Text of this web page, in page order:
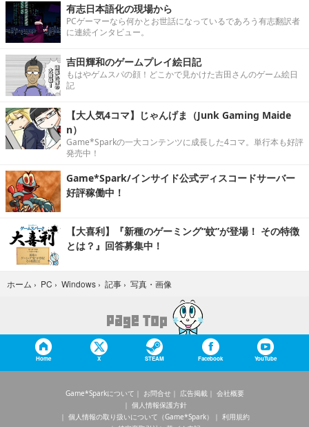
有志日本語化の現場から
PCゲーマーなら何かとお世話になっているであろう有志翻訳者
に連続インタビュー。
吉田輝和のゲームプレイ絵日記
もはやゲムスパの顔！どこかで見かけた吉田さんのゲーム絵日
記
【大人気4コマ】じゃんげま（Junk Gaming Maide
n）
Game*Sparkの一大コンテンツに成長した4コマ。単行本も好評
発売中！
Game*Spark/インサイド公式ディスコードサーバー
好評稼働中！
【大喜利】『新種のゲーミング“蚊”が登場！ その特徴
とは？』回答募集中！
ホーム › PC › Windows › 記事 › 写真・画像
Home X STEAM Facebook YouTube
Game*Sparkについて お問合せ 広告掲載
会社概要
個人情報保護方針
個人情報の取り扱いについて（Game*Spark）
利用規約